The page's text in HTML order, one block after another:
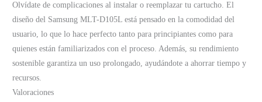
Olvídate de complicaciones al instalar o reemplazar tu cartucho. El
diseño del Samsung MLT-D105L está pensado en la comodidad del
usuario, lo que lo hace perfecto tanto para principiantes como para
quienes están familiarizados con el proceso. Además, su rendimiento
sostenible garantiza un uso prolongado, ayudándote a ahorrar tiempo y
recursos.
Valoraciones